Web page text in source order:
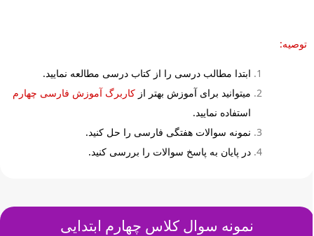
توصیه:
ابتدا مطالب درسی را از کتاب درسی مطالعه نمایید.
میتوانید برای آموزش بهتر از کاربرگ آموزش فارسی چهارم
استفاده نمایید.
نمونه سوالات هفتگی فارسی را حل کنید.
در پایان به پاسخ سوالات را بررسی کنید.
نمونه سوال کلاسچهارم ابتدایی